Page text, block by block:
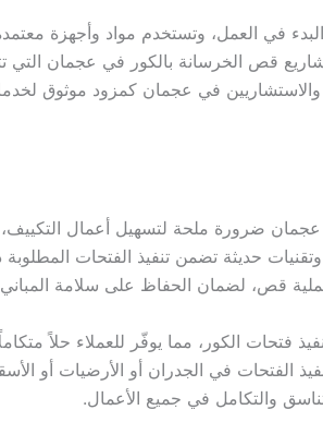
في العمل، وتستخدم مواد وأجهزة
قص الخرسانة بالكور في عجمان التي
والاستشاريين في عجمان كمزود موثوق
ضرورة ملحة لتسهيل أعمال التكييف،
حديثة تضمن تنفيذ الفتحات المطلوبة
قص، لضمان الحفاظ على سلامة
الكور، مما يوفّر للعملاء حلاً
الفتحات في الجدران أو الأرضيات أو
والتكامل في جميع الأعمال.